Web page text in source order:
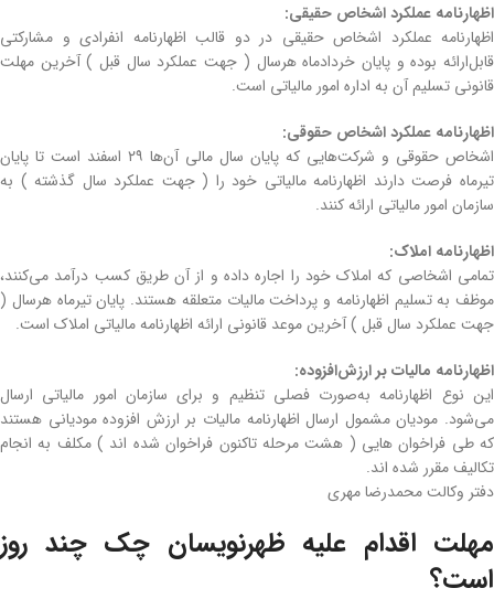
اظهارنامه عملکرد اشخاص حقیقی:
اظهارنامه عملکرد اشخاص حقیقی در دو قالب اظهارنامه انفرادی و مشارکتی
قابل‌ارائه بوده و پایان خردادماه هرسال ( جهت عملکرد سال قبل ) آخرین‌ مهلت
قانونی تسلیم آن به اداره امور مالیاتی است.
اظهارنامه عملکرد اشخاص حقوقی:
اشخاص حقوقی و شرکت‌هایی که پایان سال مالی آن‌ها ۲۹ اسفند است تا پایان
تیرماه فرصت دارند اظهارنامه مالیاتی خود را ( جهت عملکرد سال گذشته ) به
سازمان امور مالیاتی ارائه کنند.
اظهارنامه املاک:
تمامی اشخاصی که املاک خود را اجاره داده و از آن طریق کسب درآمد می‌کنند،
موظف به تسلیم اظهارنامه و پرداخت مالیات متعلقه هستند. پایان تیرماه هرسال (
جهت عملکرد سال قبل ) آخرین موعد قانونی ارائه اظهارنامه مالیاتی املاک است.
اظهارنامه مالیات بر ارزش‌افزوده:
این نوع اظهارنامه به‌صورت فصلی تنظیم و برای سازمان امور مالیاتی ارسال
می‌شود. مودیان مشمول ارسال اظهارنامه مالیات بر ارزش افزوده مودیانی هستند
که طی فراخوان هایی ( هشت مرحله تاکنون فراخوان شده اند ) مکلف به انجام
تکالیف مقرر شده اند.
دفتر وکالت محمدرضا مهری
مهلت اقدام علیه ظهرنویسان چک چند روز
است؟